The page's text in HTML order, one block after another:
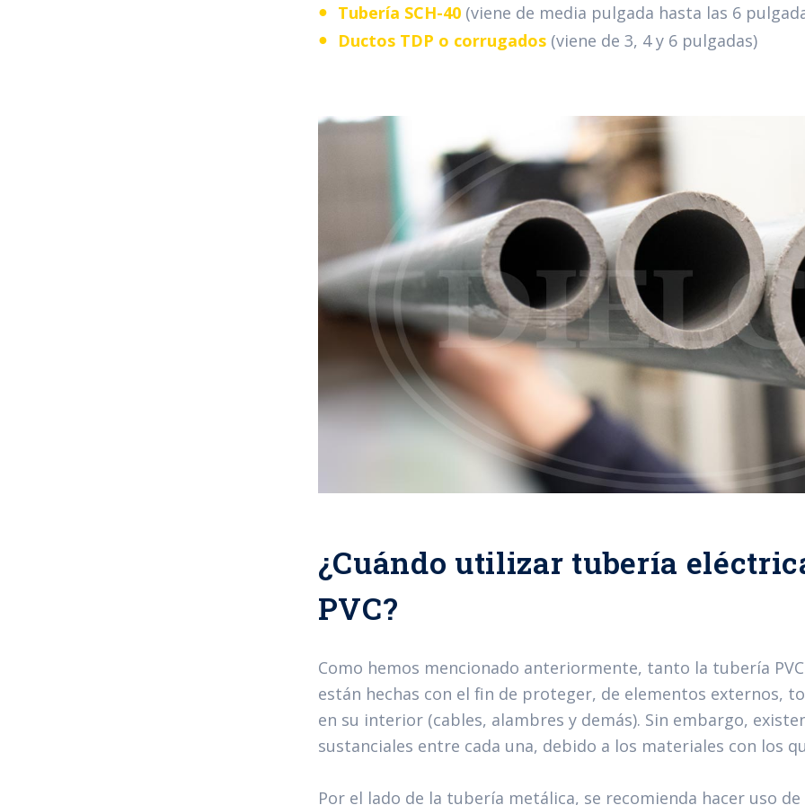
Tubería SCH-40 (viene de media pulgada hasta las 6
Ductos TDP o corrugados (viene de 3, 4 y 6 pulgadas)
¿Cuándo utilizar tubería
PVC?
Como hemos mencionado anteriormente, tanto la tubería
están hechas con el fin de proteger, de elementos externos,
en su interior (cables, alambres y demás). Sin embargo,
sustanciales entre cada una, debido a los materiales con los
Por el lado de la tubería metálica, se recomienda hacer uso